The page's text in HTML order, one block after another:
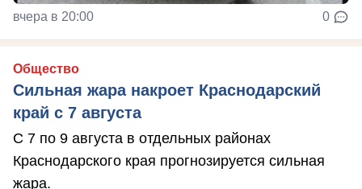
вчера в 20:00 0
Общество
Сильная жара накроет Краснодарский
край с 7 августа
С 7 по 9 августа в отдельных районах
Краснодарского края прогнозируется сильная
жара.